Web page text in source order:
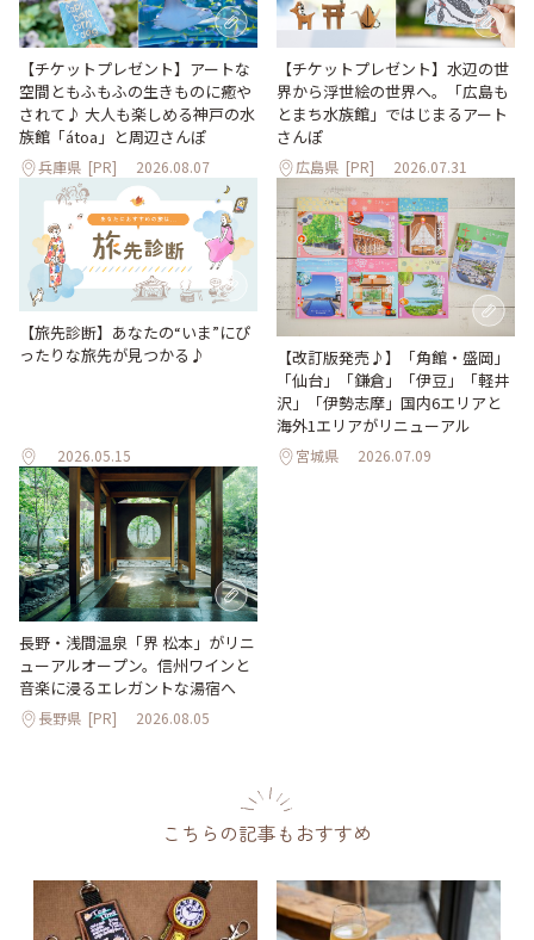
【チケットプレゼント】アートな
空間ともふもふの生きものに癒や
されて♪ 大人も楽しめる神戸の水
族館「átoa」と周辺さんぽ
兵庫県 [PR] 2026.08.07
【チケットプレゼント】水辺の世
界から浮世絵の世界へ。「広島も
とまち水族館」ではじまるアート
さんぽ
広島県 [PR] 2026.07.31
【旅先診断】あなたの“いま”にぴ
ったりな旅先が見つかる♪
2026.05.15
【改訂版発売♪】「角館・盛岡」
「仙台」「鎌倉」「伊豆」「軽井
沢」「伊勢志摩」国内6エリアと
海外1エリアがリニューアル
宮城県 2026.07.09
長野・浅間温泉「界 松本」がリニ
ューアルオープン。信州ワインと
音楽に浸るエレガントな湯宿へ
長野県 [PR] 2026.08.05
こちらの記事もおすすめ